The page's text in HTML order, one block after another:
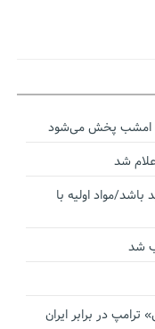
امشب پخش می‌شود
شد
باشد/مواد اولیه با
شد
در برابر ایران